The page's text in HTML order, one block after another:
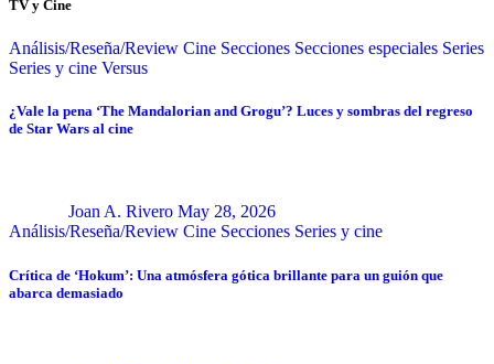
TV y Cine
Análisis/Reseña/Review Cine Secciones Secciones especiales Series
Series y cine Versus
¿Vale la pena ‘The Mandalorian and Grogu’? Luces y sombras del regreso
de Star Wars al cine
Joan A. Rivero May 28, 2026
Análisis/Reseña/Review Cine Secciones Series y cine
Crítica de ‘Hokum’: Una atmósfera gótica brillante para un guión que
abarca demasiado